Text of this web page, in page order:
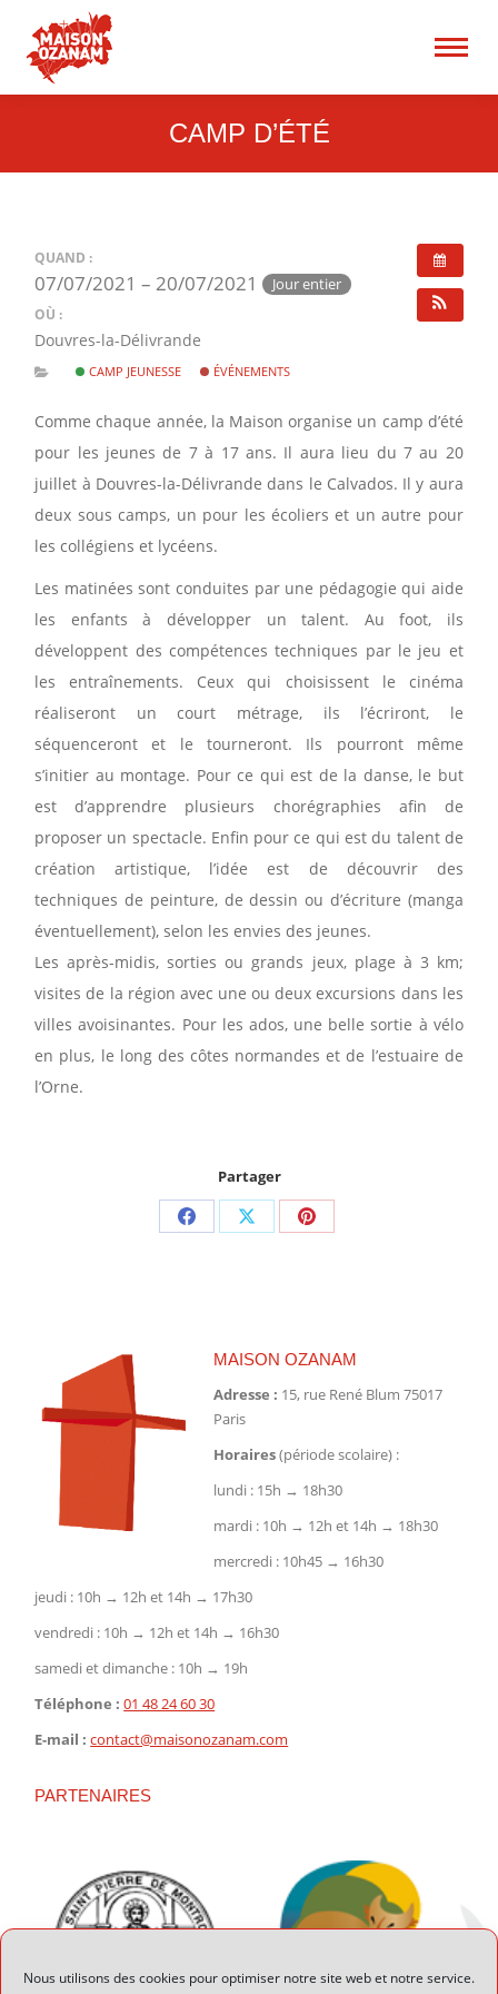
Nous utilisons des cookies pour optimiser notre site web et notre service.
CAMP D’ÉTÉ
QUAND :
07/07/2021 – 20/07/2021 Jour entier
OÙ :
Douvres-la-Délivrande
CAMP JEUNESSE ÉVÉNEMENTS
Comme chaque année, la Maison organise un camp d’été
pour les jeunes de 7 à 17 ans. Il aura lieu du 7 au 20
juillet à Douvres-la-Délivrande dans le Calvados. Il y aura
deux sous camps, un pour les écoliers et un autre pour
les collégiens et lycéens.
Les matinées sont conduites par une pédagogie qui aide
les enfants à développer un talent. Au foot, ils
développent des compétences techniques par le jeu et
les entraînements. Ceux qui choisissent le cinéma
réaliseront un court métrage, ils l’écriront, le
séquenceront et le tourneront. Ils pourront même
s’initier au montage. Pour ce qui est de la danse, le but
est d’apprendre plusieurs chorégraphies afin de
proposer un spectacle. Enfin pour ce qui est du talent de
création artistique, l’idée est de découvrir des
techniques de peinture, de dessin ou d’écriture (manga
éventuellement), selon les envies des jeunes.
Les après-midis, sorties ou grands jeux, plage à 3 km;
visites de la région avec une ou deux excursions dans les
villes avoisinantes. Pour les ados, une belle sortie à vélo
en plus, le long des côtes normandes et de l’estuaire de
l’Orne.
Partager
PartagerPartagerPartager
MAISON OZANAM
Adresse : 15, rue René Blum 75017
Paris
Horaires(période scolaire) :
lundi : 15h → 18h30
mardi : 10h → 12h et 14h → 18h30
mercredi : 10h45 → 16h30
jeudi : 10h → 12h et 14h → 17h30
vendredi : 10h → 12h et 14h → 16h30
samedi et dimanche : 10h → 19h
Téléphone : 01 48 24 60 30
E-mail : contact@maisonozanam.com
PARTENAIRES